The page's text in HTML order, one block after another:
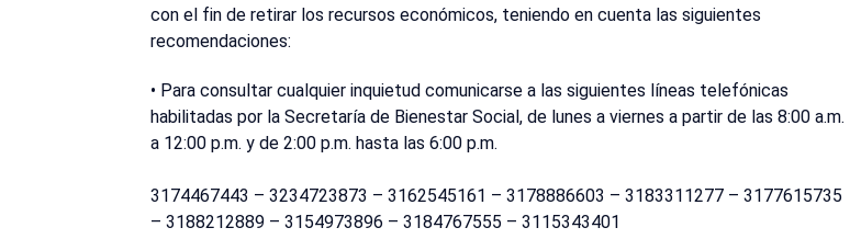
con el fin de retirar los recursos económicos, teniendo en cuenta las siguientes
recomendaciones:
• Para consultar cualquier inquietud comunicarse a las siguientes líneas telefónicas
habilitadas por la Secretaría de Bienestar Social, de lunes a viernes a partir de las 8:00 a.m.
a 12:00 p.m. y de 2:00 p.m. hasta las 6:00 p.m.
3174467443 – 3234723873 – 3162545161 – 3178886603 – 3183311277 – 3177615735
– 3188212889 – 3154973896 – 3184767555 – 3115343401